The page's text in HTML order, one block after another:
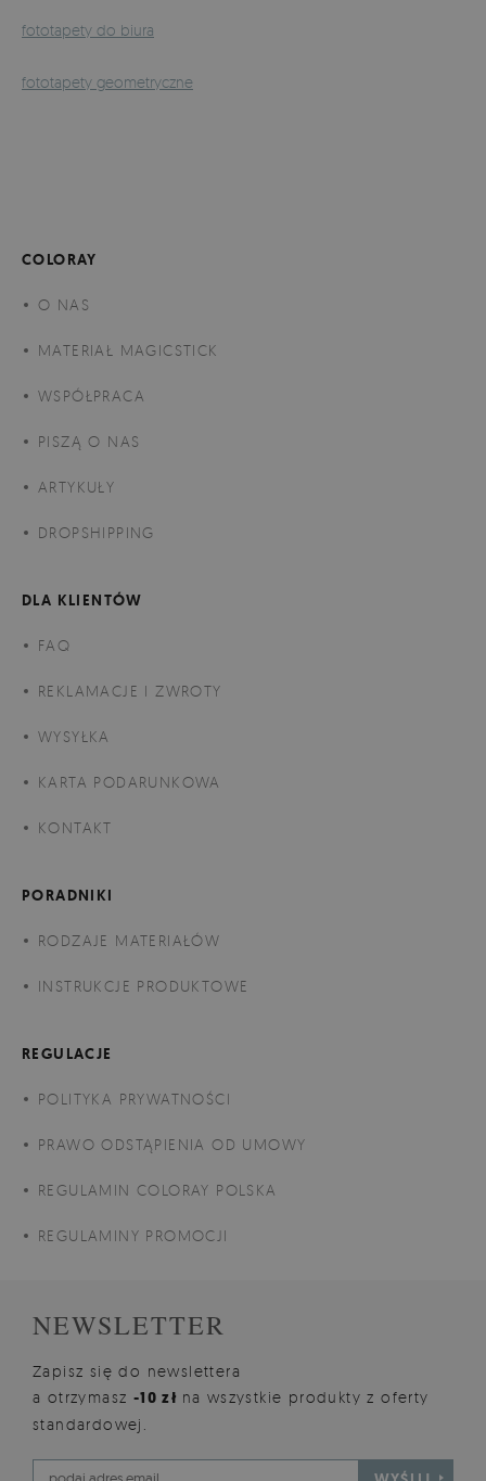
fototapety do biura
fototapety geometryczne
COLORAY
O NAS
MATERIAŁ MAGICSTICK
WSPÓŁPRACA
PISZĄ O NAS
ARTYKUŁY
DROPSHIPPING
DLA KLIENTÓW
FAQ
REKLAMACJE I ZWROTY
WYSYŁKA
KARTA PODARUNKOWA
KONTAKT
PORADNIKI
RODZAJE MATERIAŁÓW
INSTRUKCJE PRODUKTOWE
REGULACJE
POLITYKA PRYWATNOŚCI
PRAWO ODSTĄPIENIA OD UMOWY
REGULAMIN COLORAY POLSKA
REGULAMINY PROMOCJI
NEWSLETTER
Zapisz się do newslettera
a otrzymasz -10 zł na wszystkie produkty z oferty
standardowej.